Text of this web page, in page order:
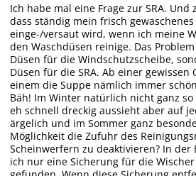
Ich habe mal eine Frage zur SRA. Und
dass ständig mein frisch
einge-/versaut wird, wenn ich meine
den Waschdüsen reinige. Das
Düsen für die Windschutzscheibe,
Düsen für die SRA. Ab einer
einem die Suppe nämlich immer
Bäh! Im Winter natürlich nicht ganz
eh schnell dreckig aussieht aber auf
ärgelich und im Sommer ganz
Möglichkeit die Zufuhr des
Scheinwerfern zu deaktivieren? In
ich nur eine Sicherung für die